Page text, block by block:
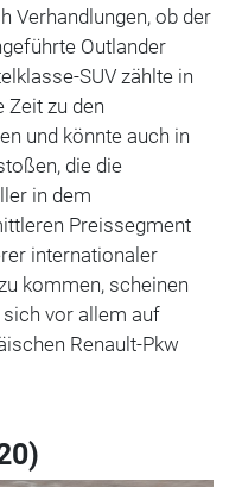
Verhandlungen, ob der
Outlander
SUV zählte in
Zeit zu den
und könnte auch in
die die
in dem
Preissegment
internationaler
kommen, scheinen
vor allem auf
Renault-Pkw